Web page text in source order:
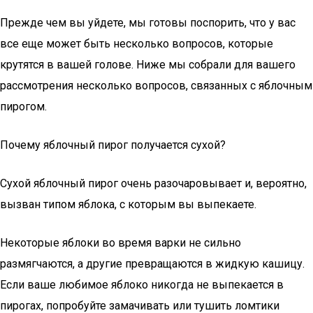
Прежде чем вы уйдете, мы готовы поспорить, что у вас
все еще может быть несколько вопросов, которые
крутятся в вашей голове. Ниже мы собрали для вашего
рассмотрения несколько вопросов, связанных с яблочным
пирогом.
Почему яблочный пирог получается сухой?
Сухой яблочный пирог очень разочаровывает и, вероятно,
вызван типом яблока, с которым вы выпекаете.
Некоторые яблоки во время варки не сильно
размягчаются, а другие превращаются в жидкую кашицу.
Если ваше любимое яблоко никогда не выпекается в
пирогах, попробуйте замачивать или тушить ломтики